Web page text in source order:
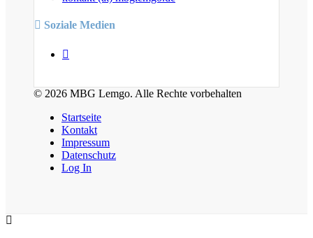
Soziale Medien
© 2026 MBG Lemgo. Alle Rechte vorbehalten
Startseite
Kontakt
Impressum
Datenschutz
Log In